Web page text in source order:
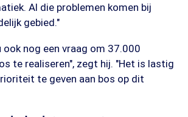
Al die problemen komen bij
gebied."
ook nog een vraag om 37.000
te realiseren", zegt hij. "Het is lastig
te geven aan bos op dit